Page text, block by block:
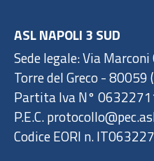
ASL NAPOLI 3 SUD
Sede legale: Via Marconi
Torre del Greco - 80059
Partita Iva N°
P.E.C.
Codice EORI n.